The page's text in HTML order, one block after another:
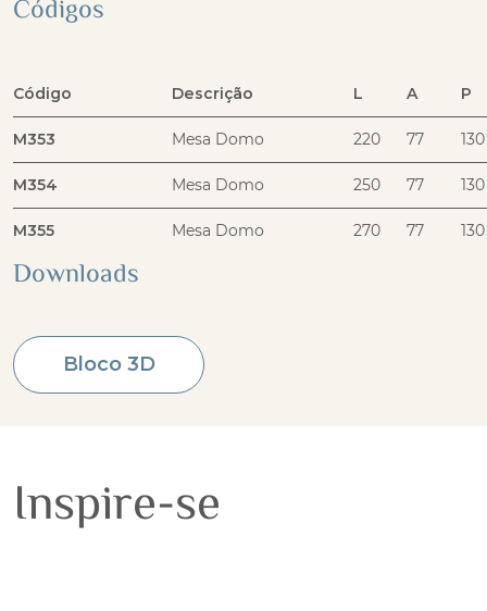
Códigos
Código Descrição L A P
M353 Mesa Domo 220 77 130
M354 Mesa Domo 250 77 130
M355 Mesa Domo 270 77 130
Downloads
Bloco 3D
Inspire-se